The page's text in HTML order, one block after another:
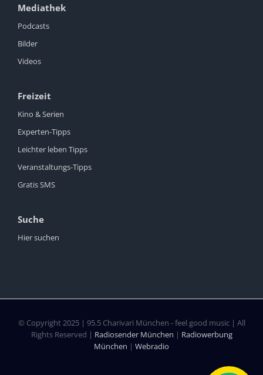
Mediathek
Podcasts
Bilder
Videos
Freizeit
Kino & Serien
Experten-Tipps
Leichter leben Tipps
Veranstaltungs-Tipps
Gratis SMS
Suche
Hier suchen
© Copyright 2025 | 95.5 Charivari München - feel good music | All
Rights Reserved | Radiosender München | Radiowerbung
München | Webradio